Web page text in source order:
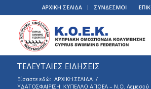
ΑΡΧΙΚΗ ΣΕΛΙΔΑ ΣΥΝΔΕΣΜΟΙ
ΤΕΛΕΥΤΑΙΕΣ ΕΙΔΗΣΕΙΣ
Είσαστε εδώ: ΑΡΧΙΚΗ ΣΕΛΙΔΑ /
ΥΔΑΤΟΣΦΑΙΡΙΣΗ: ΚΥΠΕΛΛΟ ΑΠΟΕΛ – Ν.Ο. Λεμεσού